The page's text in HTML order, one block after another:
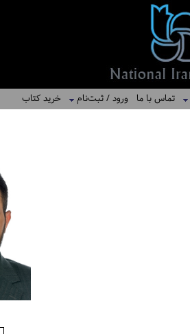
تماس با ما ورود / ثبت‌نام خرید کتاب